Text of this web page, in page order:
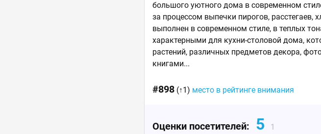
большого уютного дома в современном
за процессом выпечки пирогов, расстегаев,
выполнен в современном стиле, в теплых
характерными для кухни-столовой дома,
растений, различных предметов декора,
книгами...
#898 (↑1) место в рейтинге внимания
Оценки посетителей: 5 1